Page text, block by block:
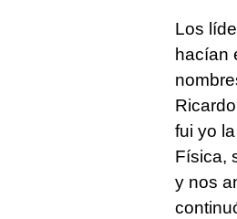
Los
hacían
fui yo
Física,
y nos